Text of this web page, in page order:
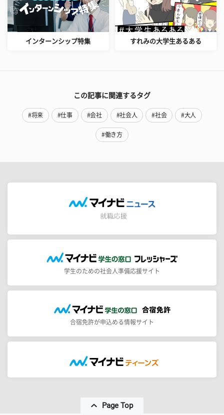
インターンシップ特集 すれみの大学生あるある
この記事に関連するタグ
#将来 #仕事 #会社 #社会人 #社会 #大人
#働き方
学生のための社会人準備応援サイト
合宿免許が申込める情報サイト
Page Top